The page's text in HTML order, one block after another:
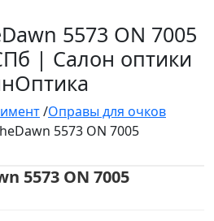
5573 ON 7005
| Салон оптики
/Оправы для очков
5573 ON 7005
5573 ON 7005